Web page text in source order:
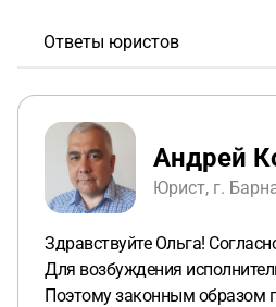
Ответы юристов
Андрей
Юрист, г.
Здравствуйте Ольга!
Для возбуждения
Поэтому законным образом